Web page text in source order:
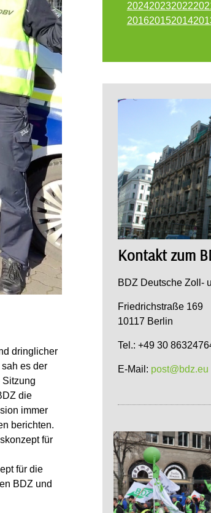
dringlicher
es der
Sitzung
die
immer
berichten.
für
für die
BDZ und
202420232022
201620152014
Kontakt zum
BDZ Deutsche Zoll-
Friedrichstraße 169
10117 Berlin
Tel.: +49 30
E-Mail: post@bdz.eu